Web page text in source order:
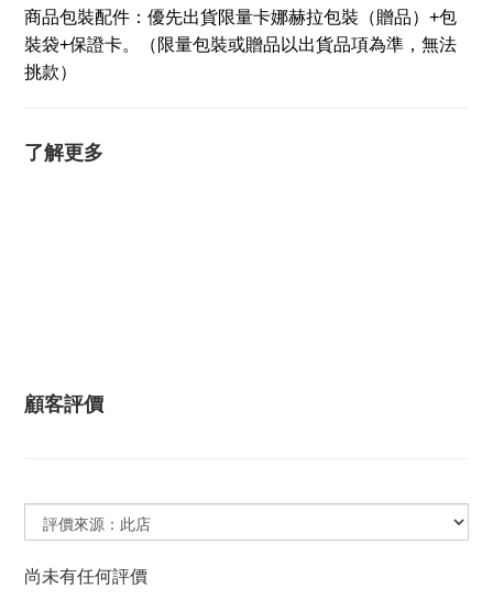
商品包裝配件： 優先出貨限量卡娜赫拉包裝（贈品）+包
裝袋+保證卡。（限量包裝或贈品以出貨品項為準，無法
挑款）
了解更多
顧客評價
尚未有任何評價